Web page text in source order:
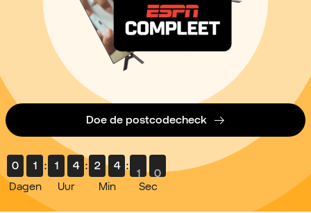
Doe de postcodecheck
0
1
Dagen
: 1
4
Uur
: 2
4
Min
:
9
Sec